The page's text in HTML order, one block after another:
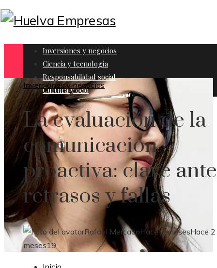
Inversiones y negocios
Ciencia y tecnología
Responsabilidad social
Cultura y ocio
Inversiones y negocios
La evaluación de la
comunicación
proactiva: clave ante
retrasos y fallas
Rafael MercadoHace 2 mesesHace 2
meses19